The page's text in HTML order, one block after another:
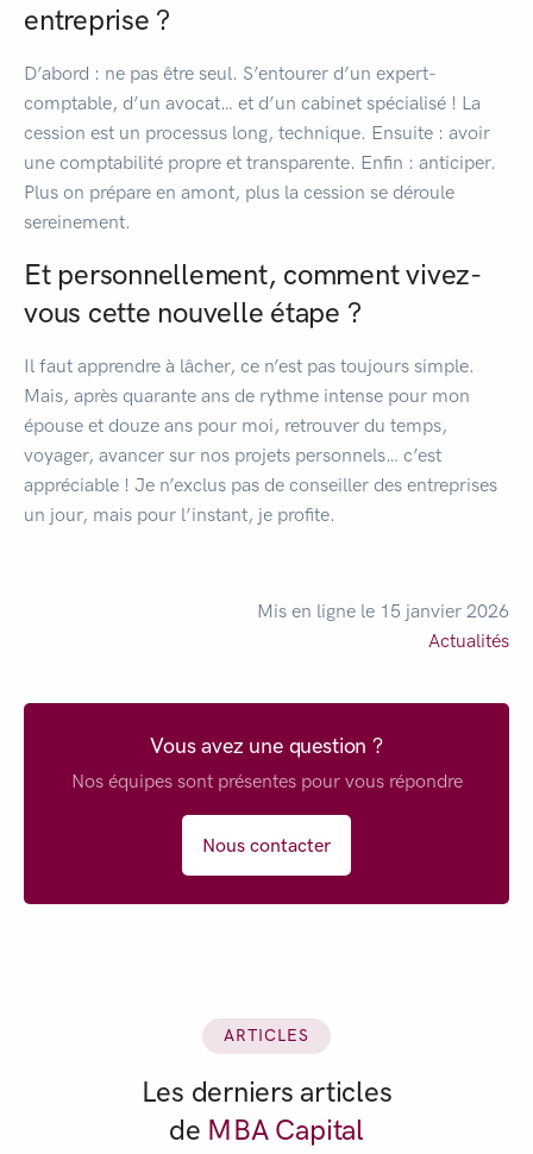
entreprise ?
D’abord : ne pas être seul. S’entourer d’un expert-
comptable, d’un avocat… et d’un cabinet spécialisé ! La
cession est un processus long, technique. Ensuite : avoir
une comptabilité propre et transparente. Enfin : anticiper.
Plus on prépare en amont, plus la cession se déroule
sereinement.
Et personnellement, comment vivez-
vous cette nouvelle étape ?
Il faut apprendre à lâcher, ce n’est pas toujours simple.
Mais, après quarante ans de rythme intense pour mon
épouse et douze ans pour moi, retrouver du temps,
voyager, avancer sur nos projets personnels… c’est
appréciable ! Je n’exclus pas de conseiller des entreprises
un jour, mais pour l’instant, je profite.
Mis en ligne le 15 janvier 2026
Actualités
Vous avez une question ?
Nos équipes sont présentes pour vous répondre
Nous contacter
ARTICLES
Les derniers articles
de MBA Capital